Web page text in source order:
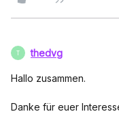
T thedvg
Hallo zusammen.
Danke für euer